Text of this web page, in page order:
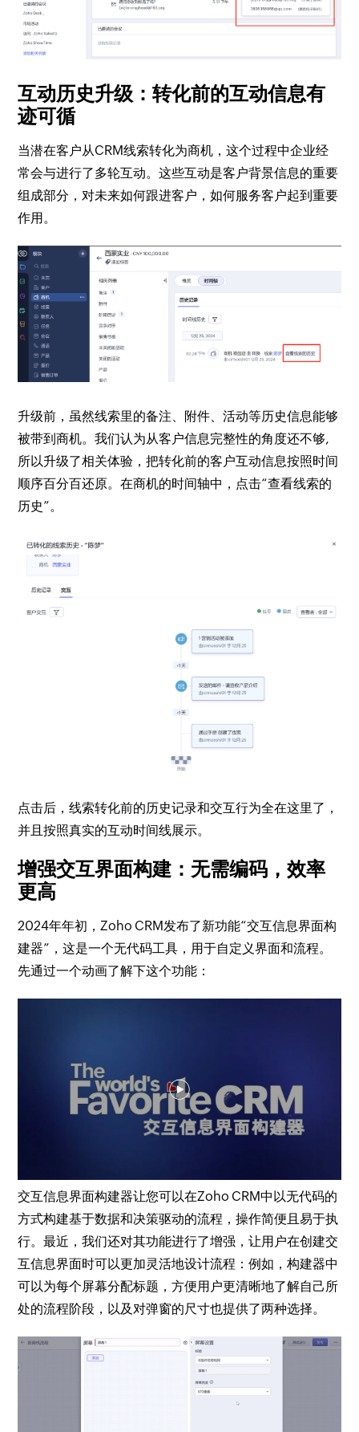
互动历史升级：转化前的互动信息有
迹可循
当潜在客户从CRM线索转化为商机，这个过程中企业经
常会与进行了多轮互动。这些互动是客户背景信息的重要
组成部分，对未来如何跟进客户，如何服务客户起到重要
作用。
升级前，虽然线索里的备注、附件、活动等历史信息能够
被带到商机。我们认为从客户信息完整性的角度还不够,
所以升级了相关体验，把转化前的客户互动信息按照时间
顺序百分百还原。在商机的时间轴中，点击“查看线索的
历史”。
点击后，线索转化前的历史记录和交互行为全在这里了，
并且按照真实的互动时间线展示。
增强交互界面构建：无需编码，效率
更高
2024年年初，Zoho CRM发布了新功能“交互信息界面构
建器”，这是一个无代码工具，用于自定义界面和流程。
先通过一个动画了解下这个功能：
交互信息界面构建器让您可以在Zoho CRM中以无代码的
方式构建基于数据和决策驱动的流程，操作简便且易于执
行。最近，我们还对其功能进行了增强，让用户在创建交
互信息界面时可以更加灵活地设计流程：例如，构建器中
可以为每个屏幕分配标题，方便用户更清晰地了解自己所
处的流程阶段，以及对弹窗的尺寸也提供了两种选择。